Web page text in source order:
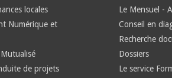
locales
Numérique et
de projets
Le Mensuel -
Conseil en
Recherche
Dossiers
Le service